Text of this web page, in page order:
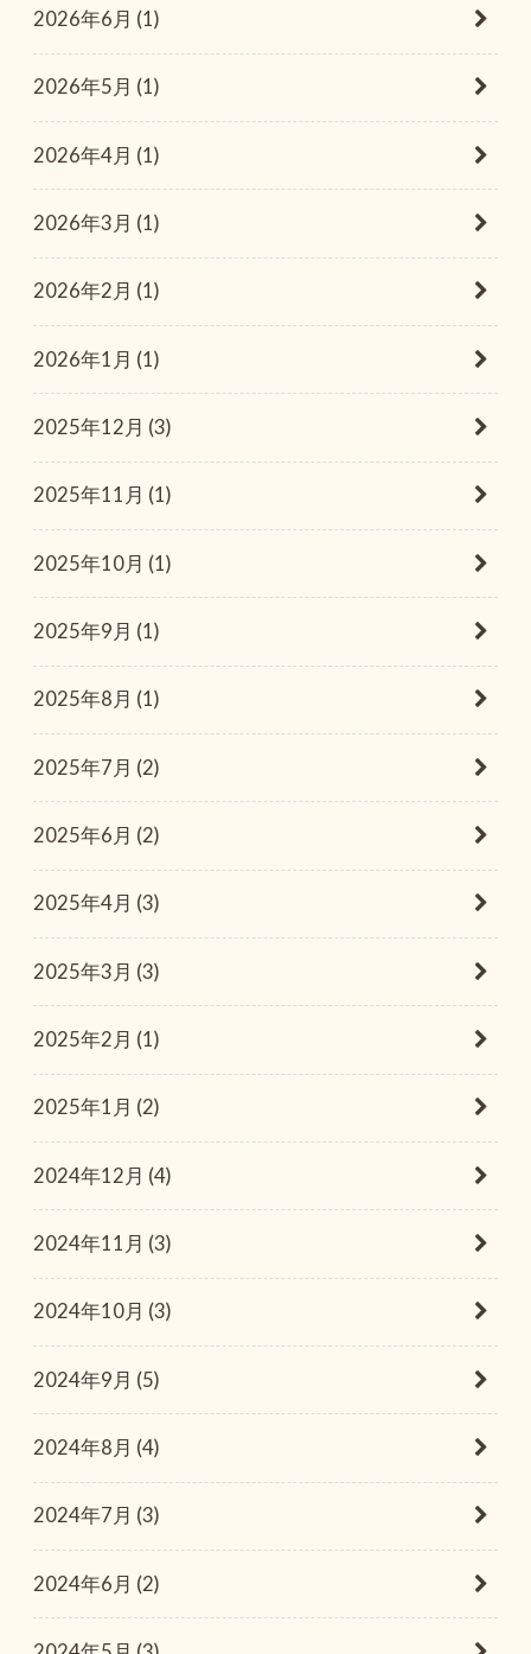
2026年6月 (1)
2026年5月 (1)
2026年4月 (1)
2026年3月 (1)
2026年2月 (1)
2026年1月 (1)
2025年12月 (3)
2025年11月 (1)
2025年10月 (1)
2025年9月 (1)
2025年8月 (1)
2025年7月 (2)
2025年6月 (2)
2025年4月 (3)
2025年3月 (3)
2025年2月 (1)
2025年1月 (2)
2024年12月 (4)
2024年11月 (3)
2024年10月 (3)
2024年9月 (5)
2024年8月 (4)
2024年7月 (3)
2024年6月 (2)